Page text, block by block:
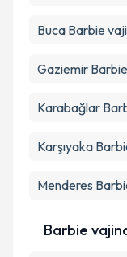
Buca Barbie
Gaziemir
Karabağlar
Karşıyaka
Menderes
Barbie